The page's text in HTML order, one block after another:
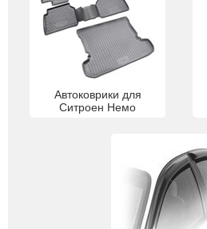
Автоковрики для
Ситроен Немо